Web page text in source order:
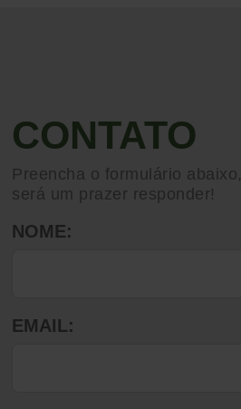
CONTATO
Preencha o formulário abaixo,
será um prazer responder!
NOME:
EMAIL: